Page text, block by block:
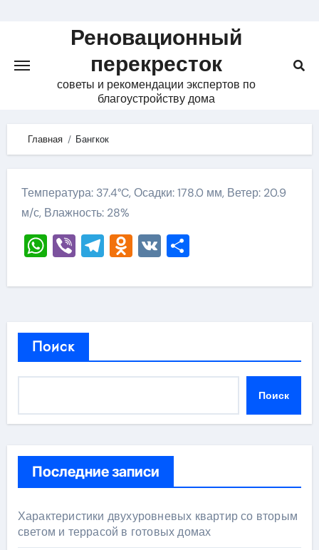
Реновационный
перекресток
советы и рекомендации экспертов по
благоустройству дома
Главная Бангкок
Температура: 37.4°C, Осадки: 178.0 мм, Ветер: 20.9
м/с, Влажность: 28%
WhatsApp
ViberTelegram
Odnoklassniki
VKОтправить
Поиск
Поиск
Последние записи
Характеристики двухуровневых квартир со вторым
светом и террасой в готовых домах